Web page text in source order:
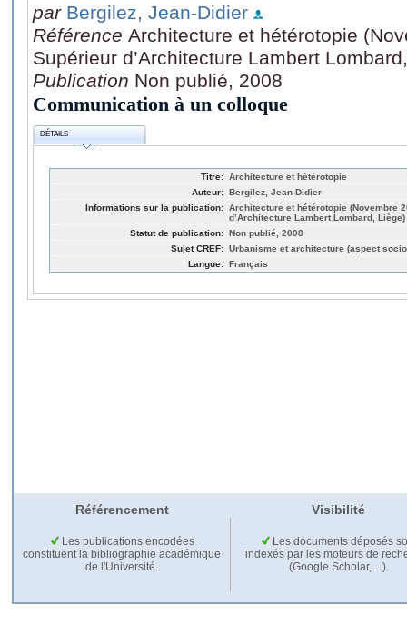
par Bergilez, Jean-Didier
Référence Architecture et hétérotopie
Supérieur d’Architecture Lambert
Publication Non publié, 2008
Communication à un colloque
DÉTAILS
Titre: Architecture et hétérotopie
Auteur: Bergilez, Jean-Didier
Informations sur la publication: Architecture et hétérotopie (Novembre
d’Architecture Lambert Lombard, Liège)
Statut de publication: Non publié, 2008
Sujet CREF: Urbanisme et architecture (aspect
Langue: Français
Référencement Visibilité
Les publications encodées
constituent la bibliographie académique
de l'Université.
Les documents déposés
indexés par les moteurs de
(Google Scholar,…).